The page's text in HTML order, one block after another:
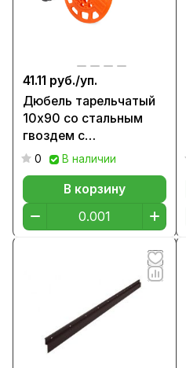
41.11 руб./уп.
Дюбель тарельчатый
10х90 со стальным
гвоздем с
термоголовкой
0 В наличии
В корзину